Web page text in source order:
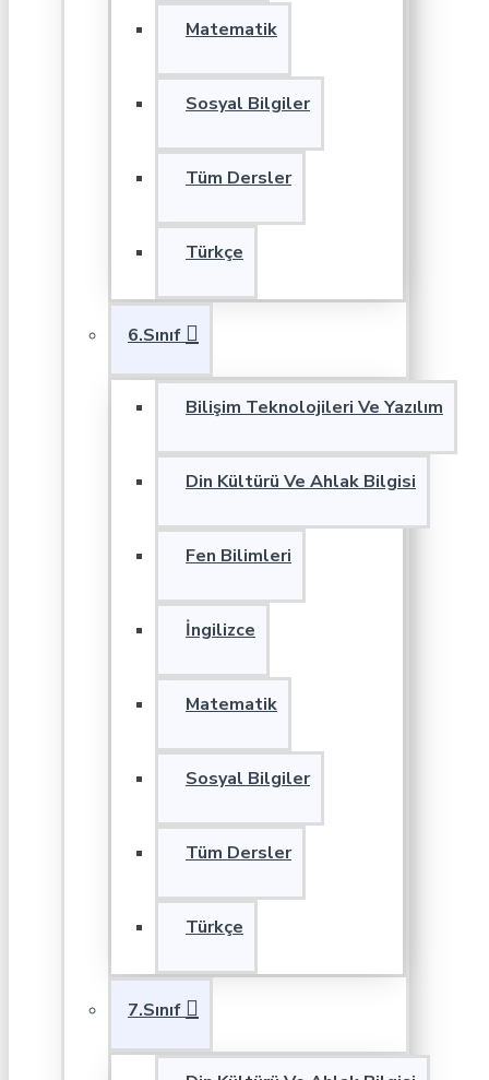
Matematik
Sosyal Bilgiler
Tüm Dersler
Türkçe
6.Sınıf
Bilişim Teknolojileri Ve Yazılım
Din Kültürü Ve Ahlak Bilgisi
Fen Bilimleri
İngilizce
Matematik
Sosyal Bilgiler
Tüm Dersler
Türkçe
7.Sınıf